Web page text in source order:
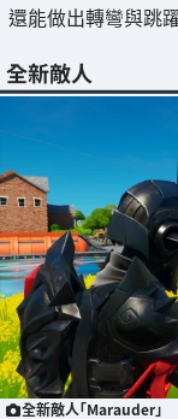
還能做出轉彎與跳
全新敵人
全新敵人「Marauder」